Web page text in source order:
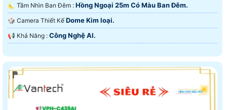
🌜 Tầm Nhìn Ban Đêm : Hồng Ngoại 25m Có Màu Ban Ðêm.
🎲 Camera Thiết Kế Dome Kim loại.
️📢 Khả Năng : Công Nghệ AI.